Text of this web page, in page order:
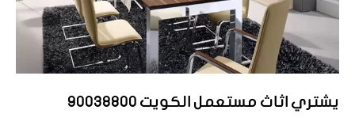
يشتري اثاث مستعمل الكويت 90038800